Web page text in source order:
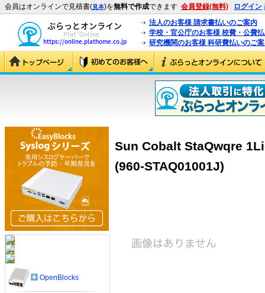
会員はオンラインで見積書(見本)を無料で作成できます 会員登録(無料) ログイン
法人のお客様 請求書払いのご案内
学校・官公庁のお客様 校費・公費
研究機関のお客様 科研費払いのご
Sun Cobalt StaQwqre
(960-STAQ01001J)
OpenBlocks